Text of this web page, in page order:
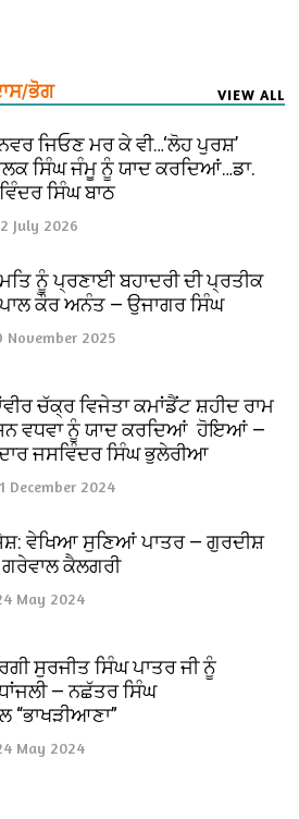
ਭੋਗ VIEW ALL
ਜਿਓਣ ਮਰ ਕੇ ਵੀ…‘ਲੋਹ ਪੁਰਸ਼’
ਸਿੰਘ ਜੰਮੂ ਨੂੰ ਯਾਦ ਕਰਦਿਆਂ…ਡਾ.
ਸਿੰਘ ਬਾਠ
July 2026
ਨੂੰ ਪ੍ਰਣਾਈ ਬਹਾਦਰੀ ਦੀ ਪ੍ਰਤੀਕ
ਕੌਰ ਅਨੰਤ — ਉਜਾਗਰ ਸਿੰਘ
November 2025
ਚੱਕ੍ਰ ਵਿਜੇਤਾ ਕਮਾਂਡੈਂਟ ਸ਼ਹੀਦ ਰਾਮ
ਵਧਵਾ ਨੂੰ ਯਾਦ ਕਰਦਿਆਂ ਹੋਇਆਂ —
ਜਸਵਿੰਦਰ ਸਿੰਘ ਭੁਲੇਰੀਆ
December 2024
ਵੇਖਿਆ ਸੁਣਿਆਂ ਪਾਤਰ — ਗੁਰਦੀਸ਼
ਕੈਲਗਰੀ
May 2024
ਸੁਰਜੀਤ ਸਿੰਘ ਪਾਤਰ ਜੀ ਨੂੰ
— ਨਛੱਤਰ ਸਿੰਘ
“ਭਾਖੜੀਆਣਾ”
May 2024